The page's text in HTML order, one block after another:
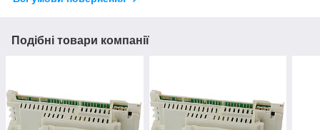
Подібні товари компанії